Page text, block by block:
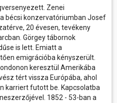
Zenei
bécsi konzervatóriumban Josef
20 évesen, tevékeny
Görgey tábornok
is lett. Emiatt a
emigrációba kényszerült.
keresztül Amerikába
tért vissza Európába, ahol
karriert futott be. Kapcsolatba
1852 - 53-ban a